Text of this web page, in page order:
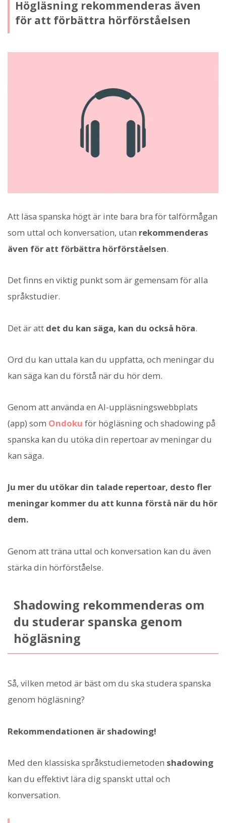
Högläsning rekommenderas även
för att förbättra hörförståelsen
Att läsa spanska högt är inte bara bra för talförmågan
som uttal och konversation, utan rekommenderas
även för att förbättra hörförståelsen.
Det finns en viktig punkt som är gemensam för alla
språkstudier.
Det är att det du kan säga, kan du också höra.
Ord du kan uttala kan du uppfatta, och meningar du
kan säga kan du förstå när du hör dem.
Genom att använda en AI-uppläsningswebbplats
(app) som Ondoku för högläsning och shadowing på
spanska kan du utöka din repertoar av meningar du
kan säga.
Ju mer du utökar din talade repertoar, desto fler
meningar kommer du att kunna förstå när du hör
dem.
Genom att träna uttal och konversation kan du även
stärka din hörförståelse.
Shadowing rekommenderas om
du studerar spanska genom
högläsning
Så, vilken metod är bäst om du ska studera spanska
genom högläsning?
Rekommendationen är shadowing!
Med den klassiska språkstudiemetoden shadowing
kan du effektivt lära dig spanskt uttal och
konversation.